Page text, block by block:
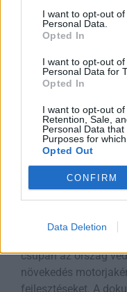
I want to opt-out
Personal Data.
Opted In
I want to opt-out
Personal Data for
Opted In
I want to opt-out of
Retention, Sale,
Personal Data
Purposes for
Opted Out
CONFIRM
Data Deletion
Rooby
Védelmi
Forrása
csupán az ország
növekedés
fejlesztéseket. A